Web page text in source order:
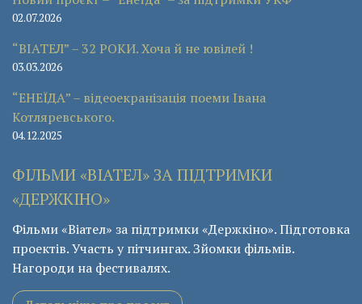
02.07.2026
“ВІАТЕЛ” – 32 РОКИ. Хоча й не ювілей !
03.03.2026
“ЕНЕЇДА” – відеоекранізація поеми Івана
Котляревського.
04.12.2025
ФІЛЬМИ «ВІАТЕЛ» ЗА ПІДТРИМКИ
«ДЕРЖКІНО»
Фільми «Віател» за підтримки «Держкіно». Підготовка
проектів. Участь у пітчингах. Зйомки фільмів.
Нагороди на фестивалях.